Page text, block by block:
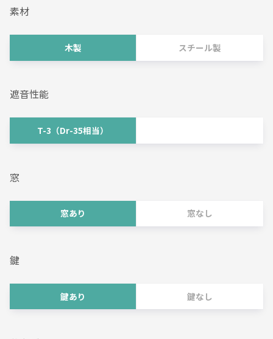
素材
木製 スチール製
遮音性能
T-3（Dr-35相当）
窓
窓あり 窓なし
鍵
鍵あり 鍵なし